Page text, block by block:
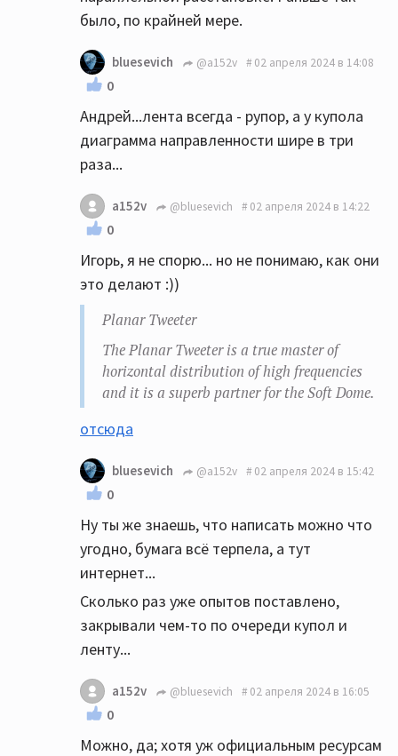
было, по крайней мере.
bluesevich @a152v 02 апреля 2024 в 14:08
0
Андрей...лента всегда - рупор, а у купола
диаграмма направленности шире в три
раза...
a152v @bluesevich 02 апреля 2024 в 14:22
0
Игорь, я не спорю... но не понимаю, как они
это делают :))
Planar Tweeter
The Planar Tweeter is a true master of
horizontal distribution of high frequencies
and it is a superb partner for the Soft Dome.
отсюда
bluesevich @a152v 02 апреля 2024 в 15:42
0
Ну ты же знаешь, что написать можно что
угодно, бумага всё терпела, а тут
интернет...
Сколько раз уже опытов поставлено,
закрывали чем-то по очереди купол и
ленту...
a152v @bluesevich 02 апреля 2024 в 16:05
0
Можно, да; хотя уж официальным ресурсам